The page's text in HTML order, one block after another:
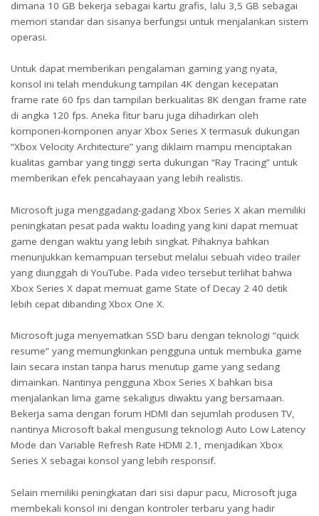
dimana 10 GB bekerja sebagai kartu grafis, lalu 3,5 GB sebagai
memori standar dan sisanya berfungsi untuk menjalankan sistem
operasi.
Untuk dapat memberikan pengalaman gaming yang nyata,
konsol ini telah mendukung tampilan 4K dengan kecepatan
frame rate 60 fps dan tampilan berkualitas 8K dengan frame rate
di angka 120 fps. Aneka fitur baru juga dihadirkan oleh
komponen-komponen anyar Xbox Series X termasuk dukungan
“Xbox Velocity Architecture” yang diklaim mampu menciptakan
kualitas gambar yang tinggi serta dukungan “Ray Tracing” untuk
memberikan efek pencahayaan yang lebih realistis.
Microsoft juga menggadang-gadang Xbox Series X akan memiliki
peningkatan pesat pada waktu loading yang kini dapat memuat
game dengan waktu yang lebih singkat. Pihaknya bahkan
menunjukkan kemampuan tersebut melalui sebuah video trailer
yang diunggah di YouTube. Pada video tersebut terlihat bahwa
Xbox Series X dapat memuat game State of Decay 2 40 detik
lebih cepat dibanding Xbox One X.
Microsoft juga menyematkan SSD baru dengan teknologi “quick
resume” yang memungkinkan pengguna untuk membuka game
lain secara instan tanpa harus menutup game yang sedang
dimainkan. Nantinya pengguna Xbox Series X bahkan bisa
menjalankan lima game sekaligus diwaktu yang bersamaan.
Bekerja sama dengan forum HDMI dan sejumlah produsen TV,
nantinya Microsoft bakal mengusung teknologi Auto Low Latency
Mode dan Variable Refresh Rate HDMI 2.1, menjadikan Xbox
Series X sebagai konsol yang lebih responsif.
Selain memiliki peningkatan dari sisi dapur pacu, Microsoft juga
membekali konsol ini dengan kontroler terbaru yang hadir